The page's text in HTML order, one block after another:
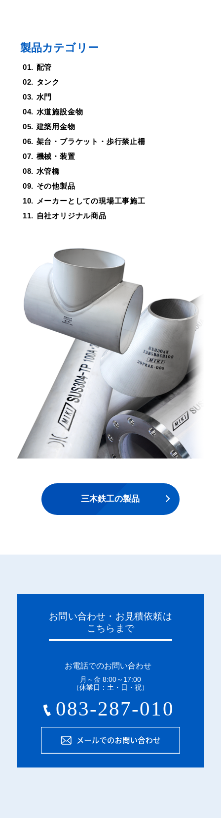
製品カテゴリー
配管
タンク
水門
水道施設金物
建築用金物
架台・ブラケット・歩行禁止柵
機械・装置
水管橋
その他製品
メーカーとしての現場工事施工
自社オリジナル商品
三木鉄工の製品
お問い合わせ・お見積依頼は
こちらまで
お電話でのお問い合わせ
月～金 8:00～17:00
（休業日：土・日・祝）